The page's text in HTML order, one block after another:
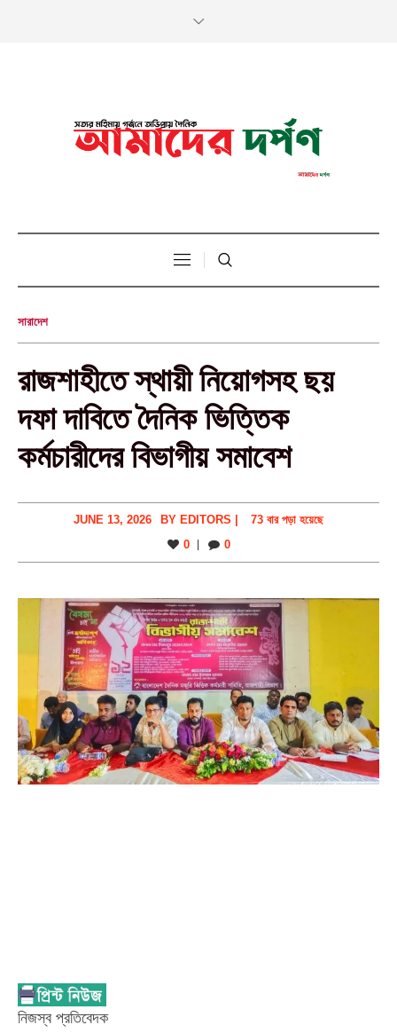
সারাদেশ
রাজশাহীতে স্থায়ী নিয়োগসহ ছয়
দফা দাবিতে দৈনিক ভিত্তিক
কর্মচারীদের বিভাগীয় সমাবেশ
JUNE 13, 2026 BY EDITORS |
73 বার পড়া হয়েছে
0
0
নিজস্ব প্রতিবেদক